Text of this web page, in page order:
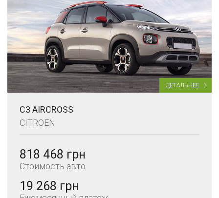
ДЕТАЛЬНЕЕ
C3 AIRCROSS
CITROEN
818 468 грн
Стоимость авто
19 268 грн